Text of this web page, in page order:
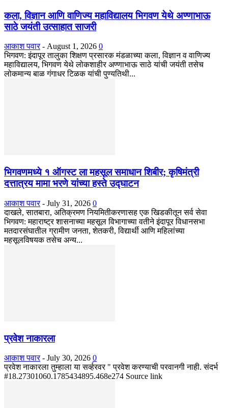
कला, विज्ञान आणि वाणिज्य महाविद्यालय भिगवण येथे अण्णाभाऊ
साठे जयंती उत्साहात साजरी
आकाश पवार - August 1, 2026 0
भिगवण: इंदापूर तालुका शिक्षण प्रसारक मंडळाच्या कला, विज्ञान व वाणिज्य
महाविद्यालय, भिगवण येथे लोकशाहीर अण्णाभाऊ साठे यांची जयंती तसेच
लोकमान्य बाळ गंगाधर टिळक यांची पुण्यतिथी...
भिगवणमध्ये १ ऑगस्ट ला महसूल समाधान शिबीर; कृषिमंत्री
दत्तात्रय मामा भरणे यांच्या हस्ते उद्घाटन
आकाश पवार - July 31, 2026 0
दाखले, सातबारा, अतिक्रमण नियमितीकरणासह एक खिडकीतून सर्व सेवा
भिगवण: महाराष्ट्र शासनाच्या महसूल विभागाच्या वतीने इंदापूर विधानसभा
मतदारसंघातील ग्रामीण जनता, शेतकरी, विद्यार्थी आणि महिलांच्या
महसूलविषयक तसेच अन्य...
प्रवेश नाकारला
आकाश पवार - July 30, 2026 0
प्रवेश नाकारला तुम्हाला या सर्व्हरवर " प्रवेश करण्याची परवानगी नाही. संदर्भ
#18.27301060.1785434895.468e274 Source link